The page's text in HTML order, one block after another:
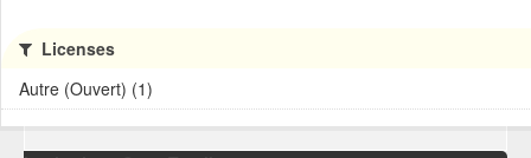
Licenses
Autre (Ouvert) (1)